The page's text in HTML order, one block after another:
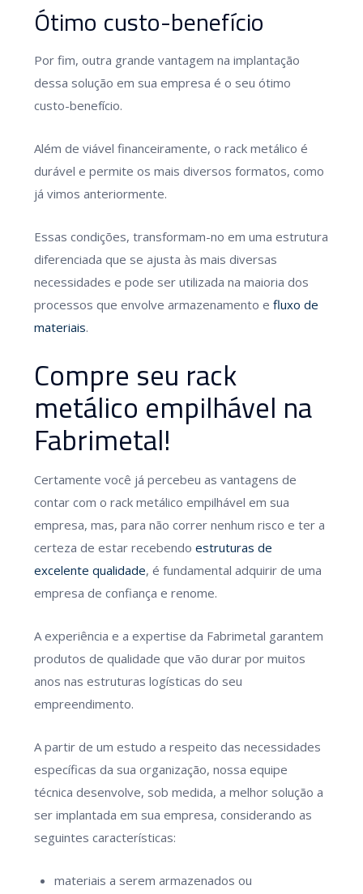
Ótimo custo-benefício
Por fim, outra grande vantagem na implantação
dessa solução em sua empresa é o seu ótimo
custo-benefício.
Além de viável financeiramente, o rack metálico é
durável e permite os mais diversos formatos, como
já vimos anteriormente.
Essas condições, transformam-no em uma estrutura
diferenciada que se ajusta às mais diversas
necessidades e pode ser utilizada na maioria dos
processos que envolve armazenamento e fluxo de
materiais.
Compre seu rack
metálico empilhável na
Fabrimetal!
Certamente você já percebeu as vantagens de
contar com o rack metálico empilhável em sua
empresa, mas, para não correr nenhum risco e ter a
certeza de estar recebendo estruturas de
excelente qualidade, é fundamental adquirir de uma
empresa de confiança e renome.
A experiência e a expertise da Fabrimetal garantem
produtos de qualidade que vão durar por muitos
anos nas estruturas logísticas do seu
empreendimento.
A partir de um estudo a respeito das necessidades
específicas da sua organização, nossa equipe
técnica desenvolve, sob medida, a melhor solução a
ser implantada em sua empresa, considerando as
seguintes características:
materiais a serem armazenados ou